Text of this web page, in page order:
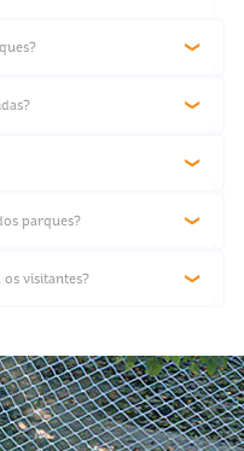
comprovadas
uso.
parques?
do site.
visitantes?
disponibilizar um
devolvido ao cliente no
mais R$5 do cartão
de armários está sujeito